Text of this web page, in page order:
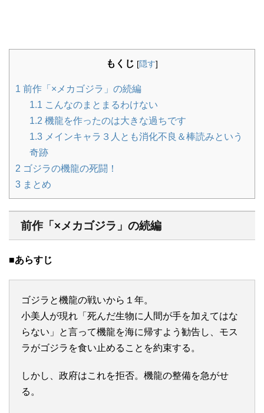
もくじ [隠す]
1 前作「×メカゴジラ」の続編
1.1 こんなのまとまるわけない
1.2 機龍を作ったのは大きな過ちです
1.3 メインキャラ３人とも消化不良＆棒読みという
奇跡
2 ゴジラの機龍の死闘！
3 まとめ
前作「×メカゴジラ」の続編
■あらすじ
ゴジラと機龍の戦いから１年。
小美人が現れ「死んだ生物に人間が手を加えてはな
らない」と言って機龍を海に帰すよう勧告し、モス
ラがゴジラを食い止めることを約束する。
しかし、政府はこれを拒否。機龍の整備を急がせ
る。